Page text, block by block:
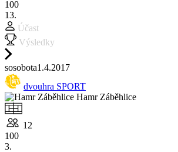
100
13.
Účast
Výsledky
sosobota1.4.2017
dvouhra SPORT
Hamr Záběhlice
12
100
3.